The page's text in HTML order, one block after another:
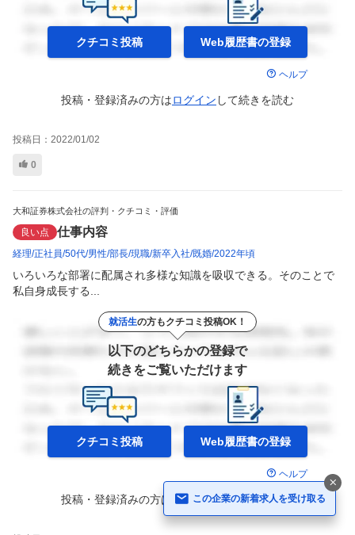
クチコミ投稿 Web履歴書の登録
ヘルプ
投稿・登録済みの方はログイン して続きを読む
投稿日： 2022/01/02
0
大和証券株式会社の評判・クチコミ・評価
良い点 仕事内容
経理 正社員 50代 男性 部長 現職 新卒入社 既婚 2022年頃
いろいろな部署に配属され多様な知識を吸収できる。そのことで
私自身成長する...
就活生の方もクチコミ投稿OK！
以下のどちらかの登録で
続きをご覧いただけます
クチコミ投稿 Web履歴書の登録
ヘルプ
投稿・登録済みの方は ログインして続きを読む
この企業の新着求人を受け取る